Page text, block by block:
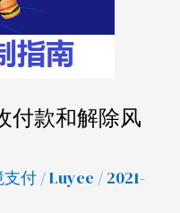
付款和解除风
支付 /Luyee / 2021-